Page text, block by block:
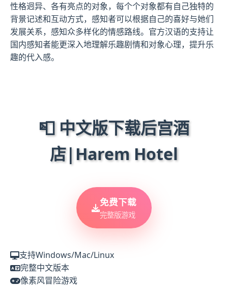
性格迥异、各有亮点的对象，每个个对象都有自己独特的
背景记述和互动方式，感知者可以根据自己的喜好与她们
发展关系，感知众多样化的情感路线。官方汉语的支持让
国内感知者能更深入地理解乐趣剧情和对象心理，提升乐
趣的代入感。
📮 中文版下载后宫酒
店|Harem Hotel
免费下载
完整版游戏
支持Windows/Mac/Linux
完整中文版本
像素风冒险游戏